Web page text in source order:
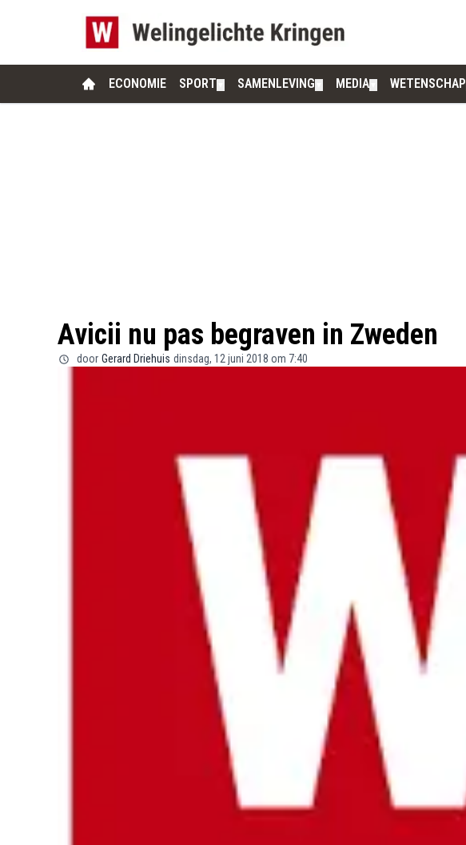
ECONOMIE SPORT SAMENLEVING MEDIA WETENSCHAP
Avicii nu pas begraven in Zweden
door Gerard Driehuis dinsdag, 12 juni 2018 om 7:40